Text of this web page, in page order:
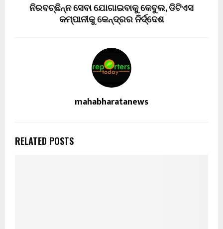
ନିରବଚ୍ଛିନ୍ନ ସେବା ଯୋଗାଇବାକୁ କେବୁଲ, ଡିଟିଏସ
କମ୍ପାନୀକୁ କେନ୍ଦ୍ରର ନିର୍ଦ୍ଦେଶ
mahabharatanews
RELATED POSTS